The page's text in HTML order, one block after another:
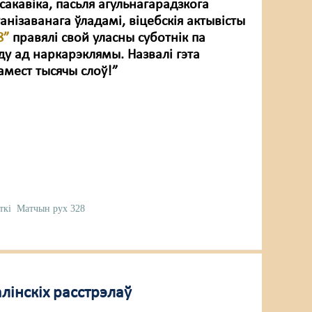
пасьля агульнагарадзкога
ўладамі, віцебскія актывісты
правялі свой уласны суботнік па
ад наркарэклямы. Назвалі гэта
тысячы слоў!”
Матчын рух 328
расстрэлаў